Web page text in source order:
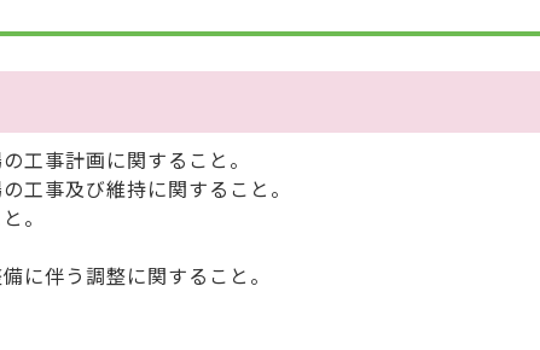
工事計画に関すること。
工事及び維持に関すること。
。
に伴う調整に関すること。